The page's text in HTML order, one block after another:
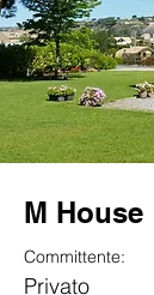
M House
Committente:
Privato